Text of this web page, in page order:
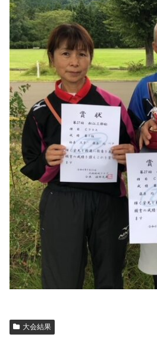
大会結果